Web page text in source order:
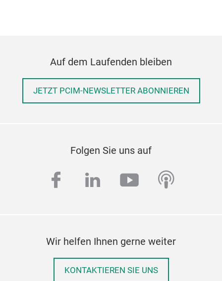
Auf dem Laufenden bleiben
JETZT PCIM-NEWSLETTER ABONNIEREN
Folgen Sie uns auf
facebook
linkedinyoutube
Wir helfen Ihnen gerne weiter
KONTAKTIEREN SIE UNS